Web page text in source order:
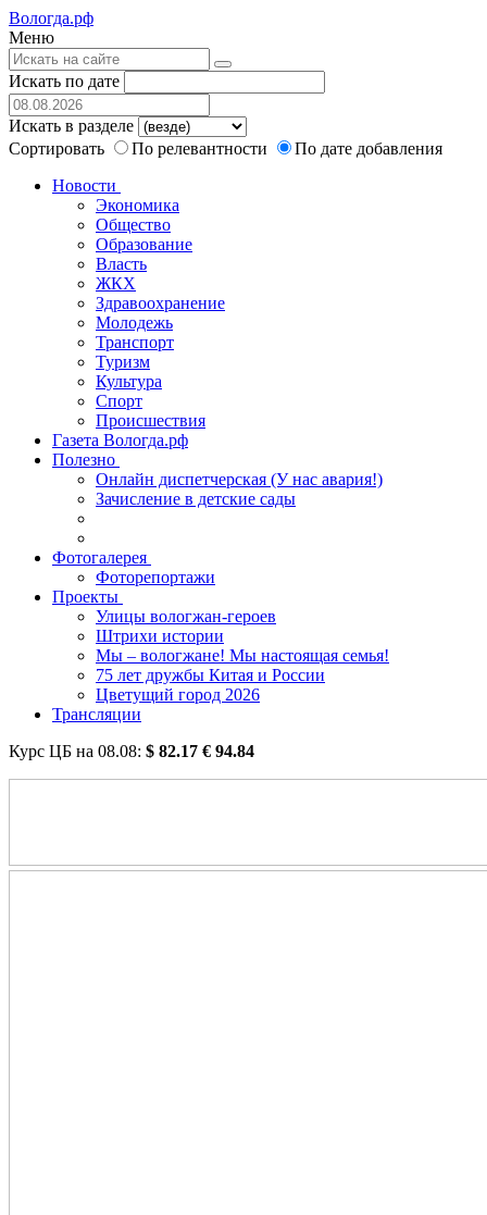
Вологда.рф
Меню
Искать по дате
Искать в разделе
Сортировать
По релевантности
По дате добавления
Новости
Экономика
Общество
Образование
Власть
ЖКХ
Здравоохранение
Молодежь
Транспорт
Туризм
Культура
Спорт
Происшествия
Газета Вологда.рф
Полезно
Онлайн диспетчерская (У нас авария!)
Зачисление в детские сады
Фотогалерея
Фоторепортажи
Проекты
Улицы вологжан-героев
Штрихи истории
Мы – вологжане! Мы настоящая семья!
75 лет дружбы Китая и России
Цветущий город 2026
Трансляции
Курс ЦБ на 08.08: $ 82.17 € 94.84